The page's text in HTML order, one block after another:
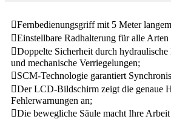
Fernbedienungsgriff mit 5 Meter
Einstellbare Radhalterung für alle Arten
Doppelte Sicherheit durch
und mechanische Verriegelungen;
SCM-Technologie garantiert
Der LCD-Bildschirm zeigt die genaue
Fehlerwarnungen an;
Die bewegliche Säule macht Ihre